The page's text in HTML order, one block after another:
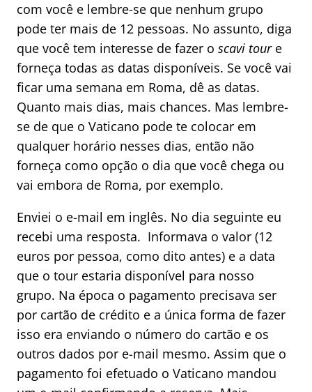
com você e lembre-se que nenhum grupo
pode ter mais de 12 pessoas. No assunto, diga
que você tem interesse de fazer o scavi toure
forneça todas as datas disponíveis. Se você vai
ficar uma semana em Roma, dê as datas.
Quanto mais dias, mais chances. Mas lembre-
se de que o Vaticano pode te colocar em
qualquer horário nesses dias, então não
forneça como opção o dia que você chega ou
vai embora de Roma, por exemplo.
Enviei o e-mail em inglês. No dia seguinte eu
recebi uma resposta. Informava o valor (12
euros por pessoa, como dito antes) e a data
que o tour estaria disponível para nosso
grupo. Na época o pagamento precisava ser
por cartão de crédito e a única forma de fazer
isso era enviando o número do cartão e os
outros dados por e-mail mesmo. Assim que o
pagamento foi efetuado o Vaticano mandou